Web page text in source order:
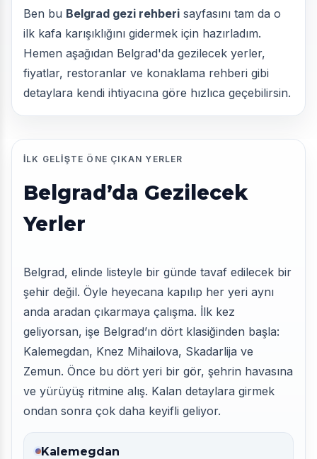
Ben bu Belgrad gezi rehberi sayfasını tam da o
ilk kafa karışıklığını gidermek için hazırladım.
Hemen aşağıdan Belgrad'da gezilecek yerler,
fiyatlar, restoranlar ve konaklama rehberi gibi
detaylara kendi ihtiyacına göre hızlıca geçebilirsin.
İLK GELIŞTE ÖNE ÇIKAN YERLER
Belgrad’da Gezilecek
Yerler
Belgrad, elinde listeyle bir günde tavaf edilecek bir
şehir değil. Öyle heyecana kapılıp her yeri aynı
anda aradan çıkarmaya çalışma. İlk kez
geliyorsan, işe Belgrad’ın dört klasiğinden başla:
Kalemegdan, Knez Mihailova, Skadarlija ve
Zemun. Önce bu dört yeri bir gör, şehrin havasına
ve yürüyüş ritmine alış. Kalan detaylara girmek
ondan sonra çok daha keyifli geliyor.
Kalemegdan